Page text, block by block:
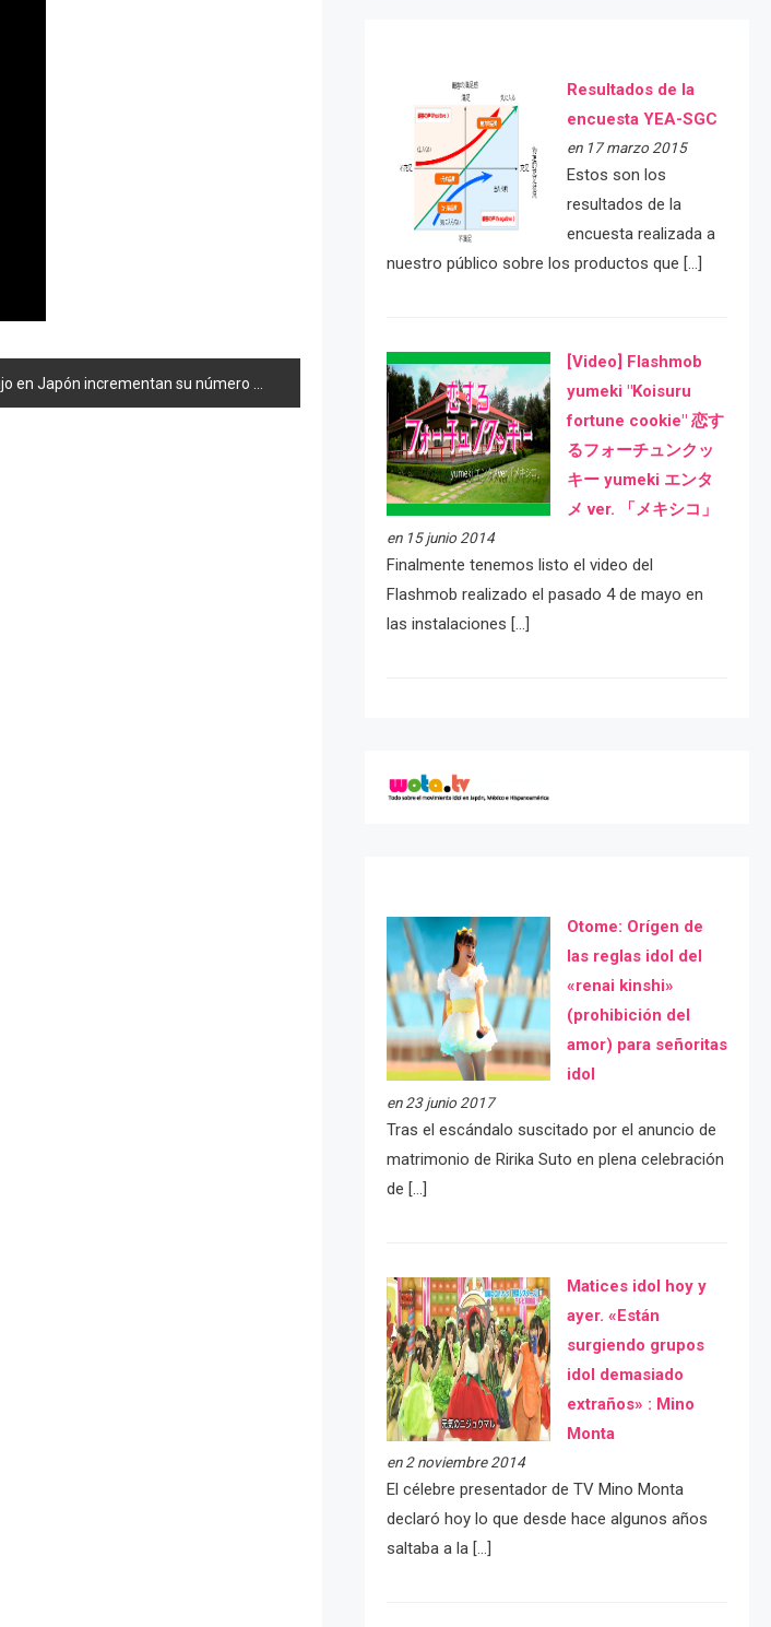
Japón incrementan su número de compradores
Resultados de la
encuesta YEA-SGC
en 17 marzo 2015
Estos son los
resultados de la
encuesta realizada a
nuestro público sobre los productos que […]
[Video] Flashmob
yumeki "Koisuru
fortune cookie" 恋す
るフォーチュンクッ
キー yumeki エンタ
メ ver. 「メキシコ」
en 15 junio 2014
Finalmente tenemos listo el video del
Flashmob realizado el pasado 4 de mayo en
las instalaciones […]
Otome: Orígen de
las reglas idol del
«renai kinshi»
(prohibición del
amor) para señoritas
idol
en 23 junio 2017
Tras el escándalo suscitado por el anuncio de
matrimonio de Ririka Suto en plena celebración
de […]
Matices idol hoy y
ayer. «Están
surgiendo grupos
idol demasiado
extraños» : Mino
Monta
en 2 noviembre 2014
El célebre presentador de TV Mino Monta
declaró hoy lo que desde hace algunos años
saltaba a la […]